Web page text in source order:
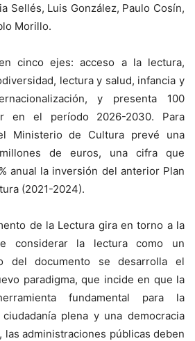
Sellés, Luis González, Paulo Cosín,
Morillo.
cinco ejes: acceso a la lectura,
lectura y salud, infancia y
y presenta 100
en el período 2026-2030. Para
Ministerio de Cultura prevé una
de euros, una cifra que
anual la inversión del anterior Plan
(2021-2024).
de la Lectura gira en torno a la
considerar la lectura como un
del documento se desarrolla el
paradigma, que incide en que la
fundamental para la
plena y una democracia
las administraciones públicas deben